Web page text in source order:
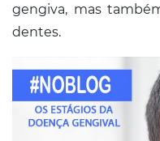
Fale
Conosco
gengiva, mas
dentes.